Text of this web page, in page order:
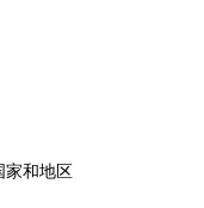
家和地区